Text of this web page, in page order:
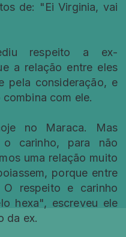
de: "Ei Virginia, vai
respeito a ex-
a relação entre eles
pela consideração, e
com ele.
no Maraca. Mas
carinho, para não
uma relação muito
porque entre
respeito e carinho
hexa", escreveu ele
da ex.